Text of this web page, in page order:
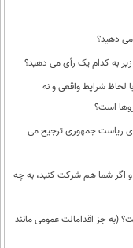
می دهید؟
به کدام یک رأی می دهید؟
لحاظ شرایط واقعی و نه
است؟
ریاست جمهوری ترجیح می
و اگر شما هم شرکت کنید، به چه
(به جز اقدامالت عمومی مانند